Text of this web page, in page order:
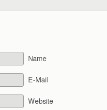
Name
E-Mail
Website